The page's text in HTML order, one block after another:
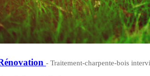
- Traitement-charpente-bois